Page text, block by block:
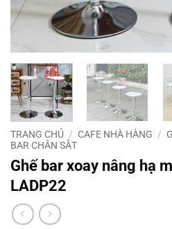
TRANG CHỦ / CAFE NHÀ HÀNG /
BAR CHÂN SẮT
Ghế bar xoay nâng hạ
LADP22